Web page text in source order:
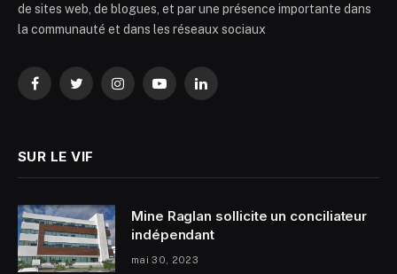
de sites web, de blogues, et par une présence importante dans
la communauté et dans les réseaux sociaux
FacebookTwitterInstagramYouTubeLinkedIn
SUR LE VIF
Mine Raglan sollicite un conciliateur
indépendant
mai 30, 2023